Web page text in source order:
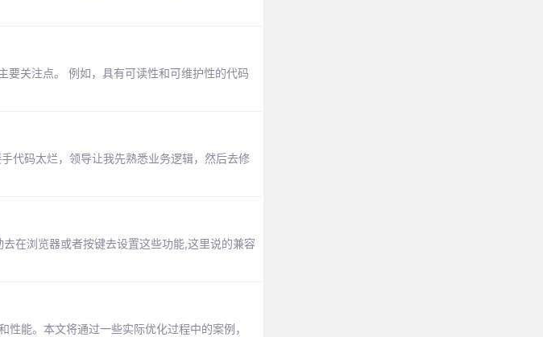
要关注点。 例如，具有可读性和可维护性的代码
代码太烂，领导让我先熟悉业务逻辑，然后去修
在浏览器或者按键去设置这些功能,这里说的兼容
能。本文将通过一些实际优化过程中的案例，